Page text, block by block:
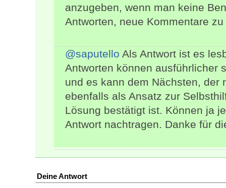
anzugeben, wenn man keine
Antworten, neue Kommentare
@saputello Als Antwort ist es
Antworten können ausführlicher
und es kann dem Nächsten, der
ebenfalls als Ansatz zur
Lösung bestätigt ist. Können ja
Antwort nachtragen. Danke für
Deine Antwort